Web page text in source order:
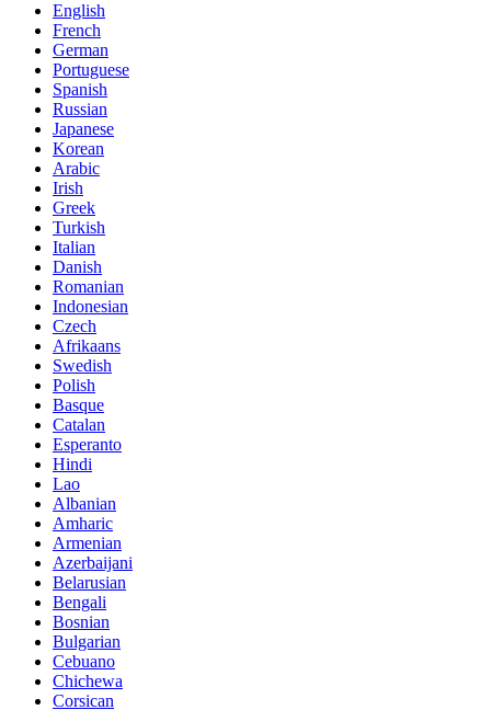
English
French
German
Portuguese
Spanish
Russian
Japanese
Korean
Arabic
Irish
Greek
Turkish
Italian
Danish
Romanian
Indonesian
Czech
Afrikaans
Swedish
Polish
Basque
Catalan
Esperanto
Hindi
Lao
Albanian
Amharic
Armenian
Azerbaijani
Belarusian
Bengali
Bosnian
Bulgarian
Cebuano
Chichewa
Corsican